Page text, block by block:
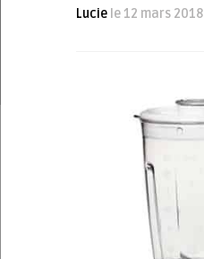
Lucie le 12 mars 2018